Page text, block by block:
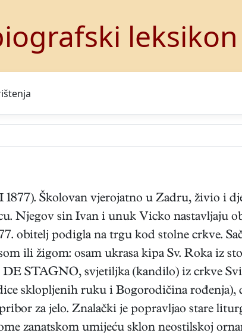
leksikon
1877). Školovan vjerojatno u Zadru, živio i
Njegov sin Ivan i unuk Vicko nastavljaju
obitelj podigla na trgu kod stolne crkve.
ili žigom: osam ukrasa kipa Sv. Roka iz
STAGNO, svjetiljka (kandilo) iz crkve
sklopljenih ruku i Bogorodičina rođenja),
za jelo. Znalački je popravljao stare
zanatskom umijeću sklon neostilskoj